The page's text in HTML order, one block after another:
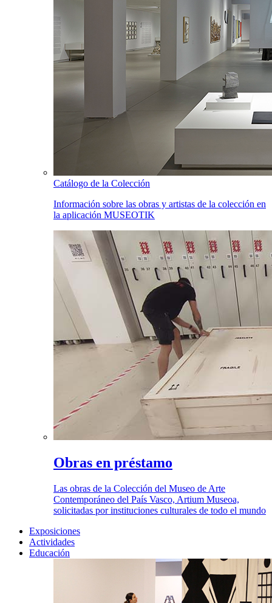
Catálogo de la Colección
Información sobre las obras y artistas de la colección en
la aplicación MUSEOTIK
Obras en préstamo
Las obras de la Colección del Museo de Arte
Contemporáneo del País Vasco, Artium Museoa,
solicitadas por instituciones culturales de todo el mundo
Exposiciones
Actividades
Educación